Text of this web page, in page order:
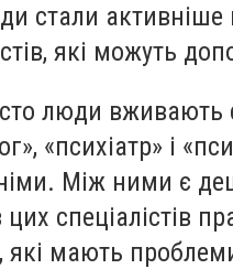
стали активніше
які можуть
люди вживають
«психіатр» і
Між ними є
цих спеціалістів
мають